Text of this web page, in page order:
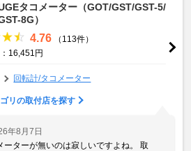
タコメーター（GOT/GST/GST-5/
8G）
4.76
（113件）
16,451円
回転計/タコメーター
リの取付店を探す
年8月7日
ーターが無いのは寂しいですよね。 取